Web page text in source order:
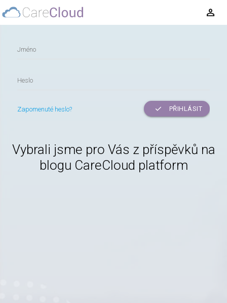
person
Jméno
Heslo
Zapomenuté heslo? check PŘIHLÁSIT
Vybrali jsme pro Vás z příspěvků na
blogu CareCloud platform